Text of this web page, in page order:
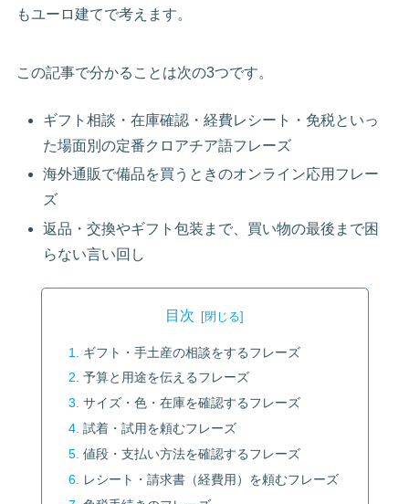
もユーロ建てで考えます。
この記事で分かることは次の3つです。
ギフト相談・在庫確認・経費レシート・免税といっ
た場面別の定番クロアチア語フレーズ
海外通販で備品を買うときのオンライン応用フレー
ズ
返品・交換やギフト包装まで、買い物の最後まで困
らない言い回し
目次
ギフト・手土産の相談をするフレーズ
予算と用途を伝えるフレーズ
サイズ・色・在庫を確認するフレーズ
試着・試用を頼むフレーズ
値段・支払い方法を確認するフレーズ
レシート・請求書（経費用）を頼むフレーズ